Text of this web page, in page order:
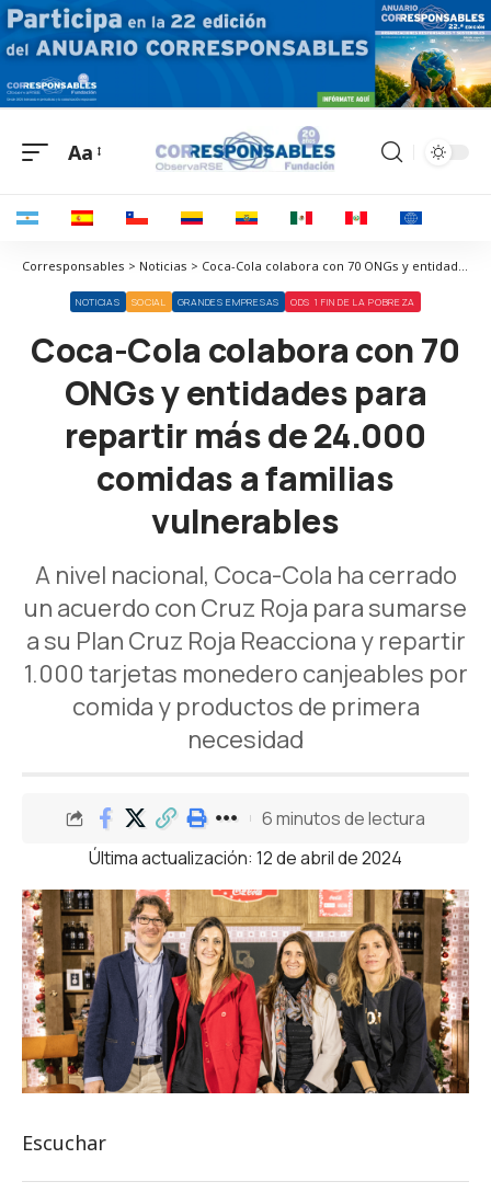
Aa
Corresponsables > Noticias > Coca-Cola colabora con 70 ONGs y entidades para repartir más de 24.000 comidas a familias vulnerables
NOTICIAS SOCIAL GRANDES EMPRESAS ODS 1 FIN DE LA POBREZA
Coca-Cola colabora con 70
ONGs y entidades para
repartir más de 24.000
comidas a familias
vulnerables
A nivel nacional, Coca-Cola ha cerrado
un acuerdo con Cruz Roja para sumarse
a su Plan Cruz Roja Reacciona y repartir
1.000 tarjetas monedero canjeables por
comida y productos de primera
necesidad
Última actualización: 12 de abril de 2024
6 minutos de lectura
Escuchar